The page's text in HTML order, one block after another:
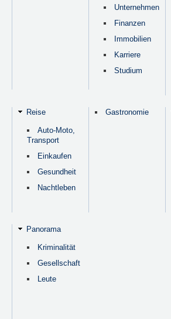
Unternehmen
Finanzen
Immobilien
Karriere
Studium
Reise
Auto-Moto,
Transport
Einkaufen
Gesundheit
Nachtleben
Gastronomie
Panorama
Kriminalität
Gesellschaft
Leute